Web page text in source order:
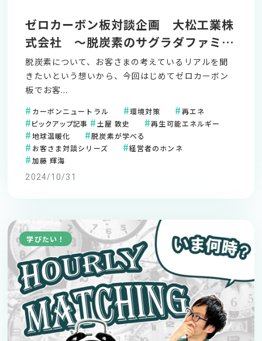
ゼロカーボン板対談企画 大松工業株
式会社 ～脱炭素のサグラダファミリ
ア～
脱炭素について、お客さまの考えているリアルを聞
きたいという想いから、今回はじめてゼロカーボン
板でお客...
カーボンニュートラル 環境対策
再エネ
ピックアップ記事
土屋 敦史
再生可能エネルギー
地球温暖化
脱炭素が学べる
お客さま対談シリーズ
経営者のホンネ
加藤 輝海
2024/10/31
学びたい！